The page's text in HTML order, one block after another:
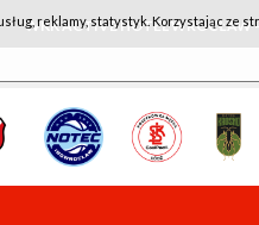
WKK ACTIVE HOTEL WROCŁAW
reklamy, statystyk. Korzystając ze